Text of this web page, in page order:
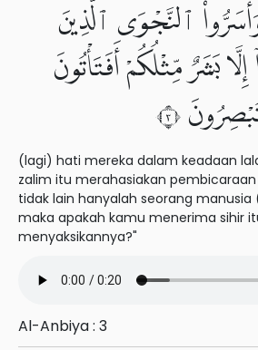
ٱلنَّجْوَى ٱلَّذِينَ
بَشَرٌ مِّثْلُكُمْ أَفَتَأْتُونَ
٣
(lagi) hati mereka dalam keadaan
zalim itu merahasiakan
tidak lain hanyalah seorang
maka apakah kamu menerima sihir
menyaksikannya?"
Al-Anbiya : 3